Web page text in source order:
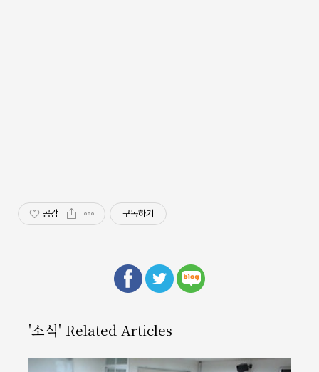
공감 구독하기
'소식' Related Articles